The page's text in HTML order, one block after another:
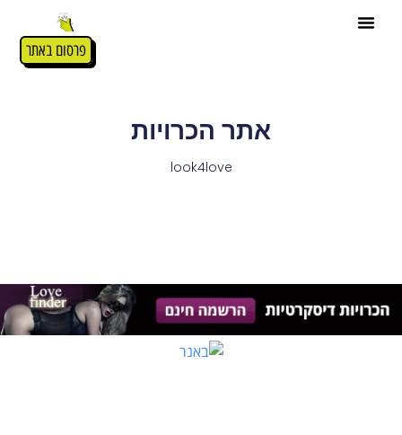
פרסום באתר
אתר הכרויות
look4love